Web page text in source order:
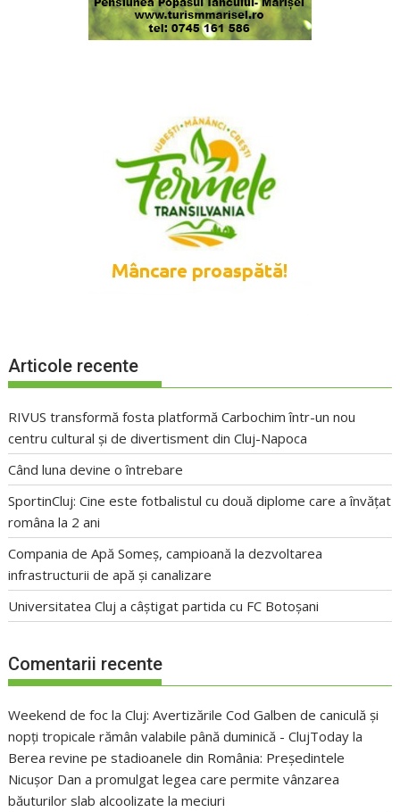
Articole recente
RIVUS transformă fosta platformă Carbochim într-un nou
centru cultural și de divertisment din Cluj-Napoca
Când luna devine o întrebare
SportinCluj: Cine este fotbalistul cu două diplome care a învățat
româna la 2 ani
Compania de Apă Someș, campioană la dezvoltarea
infrastructurii de apă și canalizare
Universitatea Cluj a câștigat partida cu FC Botoșani
Comentarii recente
Weekend de foc la Cluj: Avertizările Cod Galben de caniculă și
nopți tropicale rămân valabile până duminică - ClujToday la
Berea revine pe stadioanele din România: Președintele
Nicușor Dan a promulgat legea care permite vânzarea
băuturilor slab alcoolizate la meciuri